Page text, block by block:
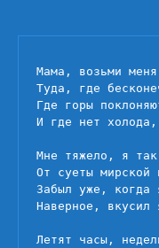
Мама, возьми
Туда, где
Где горы
И где нет
Мне тяжело, я
От суеты мирской
Забыл уже, когда
Наверное, вкусил
Летят часы,